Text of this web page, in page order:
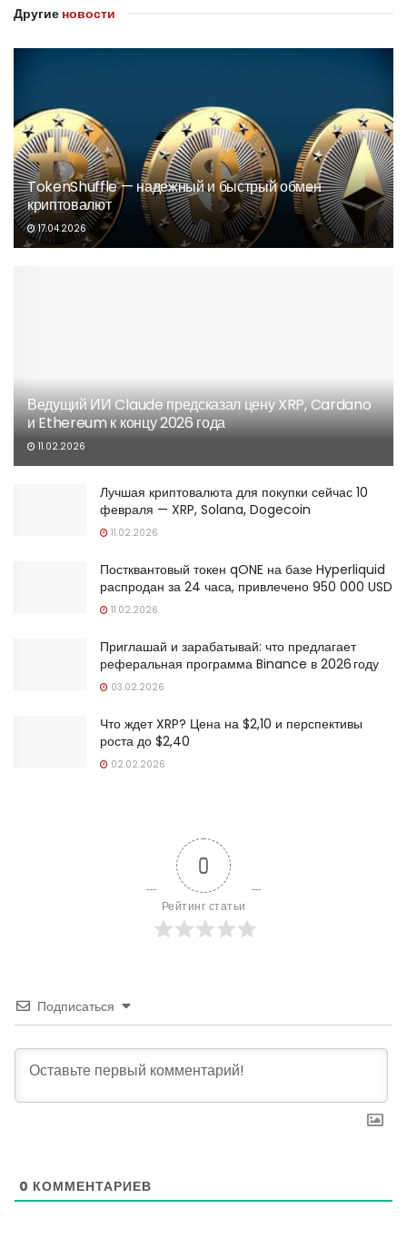
Другие новости
TokenShuffle — надежный и быстрый обмен
криптовалют
17.04.2026
Ведущий ИИ Claude предсказал цену XRP, Cardano
и Ethereum к концу 2026 года
11.02.2026
Лучшая криптовалюта для покупки сейчас 10
февраля — XRP, Solana, Dogecoin
11.02.2026
Постквантовый токен qONE на базе Hyperliquid
распродан за 24 часа, привлечено 950 000 USD
11.02.2026
Приглашай и зарабатывай: что предлагает
реферальная программа Binance в 2026 году
03.02.2026
Что ждет XRP? Цена на $2,10 и перспективы
роста до $2,40
02.02.2026
0
Рейтинг статьи
Подписаться
0 КОММЕНТАРИЕВ